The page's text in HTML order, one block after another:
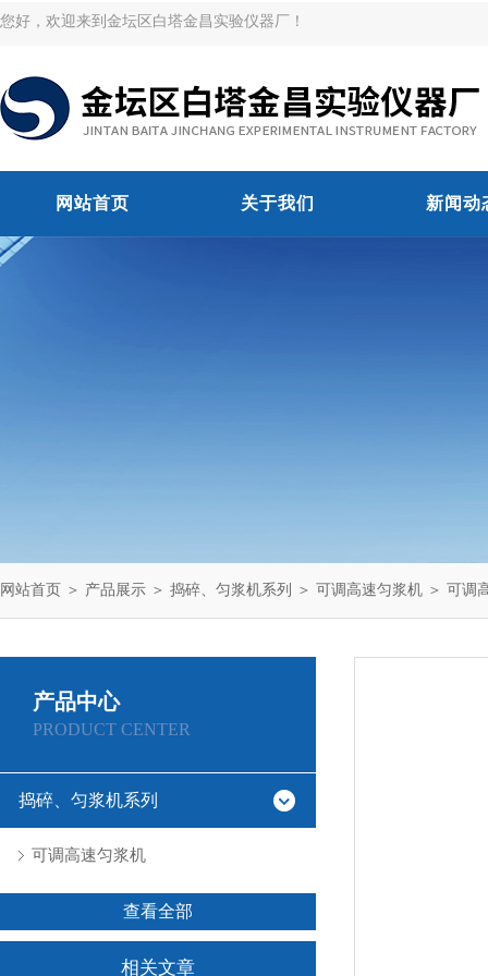
您好，欢迎来到金坛区白塔金昌实验仪器厂！
网站首页 关于我们 新闻动
网站首页 ＞ 产品展示 ＞ 捣碎、匀浆机系列 ＞ 可调高速匀浆机 ＞ 可调
产品中心
PRODUCT CENTER
捣碎、匀浆机系列
可调高速匀浆机
查看全部
相关文章